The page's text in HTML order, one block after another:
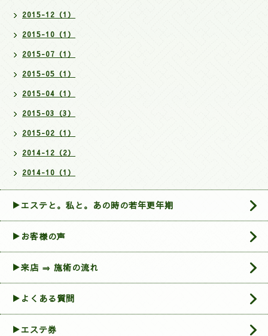
2015-12（1）
2015-10（1）
2015-07（1）
2015-05（1）
2015-04（1）
2015-03（3）
2015-02（1）
2014-12（2）
2014-10（1）
▶エステと。私と。あの時の若年更年期
▶お客様の声
▶来店 ⇒ 施術の流れ
▶よくある質問
▶エステ券